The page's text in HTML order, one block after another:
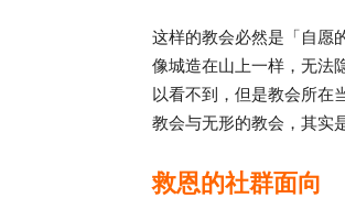
这样的教会必然是「自愿
像城造在山上一样，无法
以看不到，但是教会所在
教会与无形的教会，其实
救恩的社群面向